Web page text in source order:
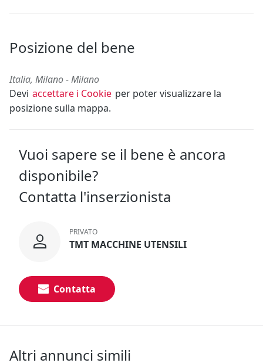
Posizione del bene
Italia, Milano - Milano
Devi accettare i Cookie per poter visualizzare la
posizione sulla mappa.
Vuoi sapere se il bene è ancora
disponibile?
Contatta l'inserzionista
PRIVATO
TMT MACCHINE UTENSILI
Contatta
Altri annunci simili